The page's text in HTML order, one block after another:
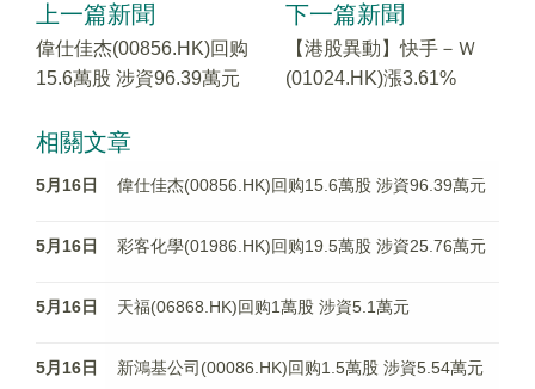
上一篇新聞
偉仕佳杰(00856.HK)回购
15.6萬股 涉資96.39萬元
下一篇新聞
【港股異動】快手－Ｗ
(01024.HK)漲3.61%
相關文章
5月16日 偉仕佳杰(00856.HK)回购15.6萬股 涉資96.39萬元
5月16日 彩客化學(01986.HK)回购19.5萬股 涉資25.76萬元
5月16日 天福(06868.HK)回购1萬股 涉資5.1萬元
5月16日 新鴻基公司(00086.HK)回购1.5萬股 涉資5.54萬元